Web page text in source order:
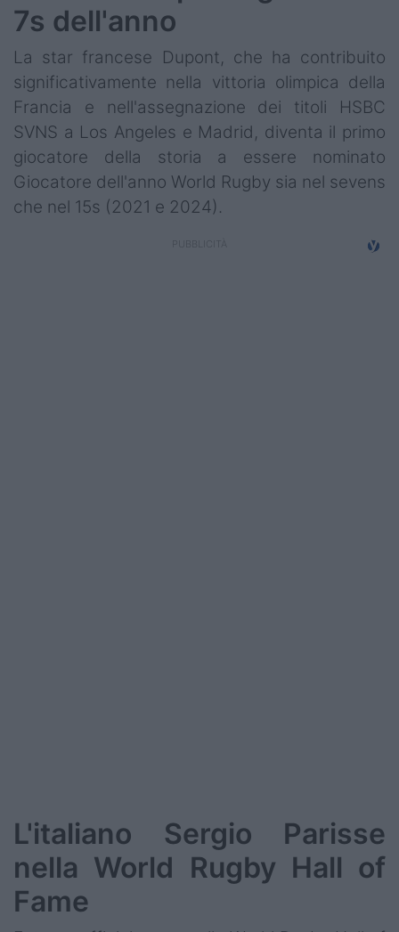
7s dell'anno
La star francese Dupont, che ha contribuito
significativamente nella vittoria olimpica della
Francia e nell'assegnazione dei titoli HSBC
SVNS a Los Angeles e Madrid, diventa il primo
giocatore della storia a essere nominato
Giocatore dell'anno World Rugby sia nel sevens
che nel 15s (2021 e 2024).
L'italiano Sergio Parisse
nella World Rugby Hall of
Fame